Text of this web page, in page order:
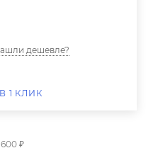
дешевле?
1 КЛИК
₽